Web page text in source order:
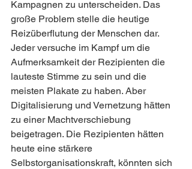
Kampagnen zu unterscheiden. Das
große Problem stelle die heutige
Reizüberflutung der Menschen dar.
Jeder versuche im Kampf um die
Aufmerksamkeit der Rezipienten die
lauteste Stimme zu sein und die
meisten Plakate zu haben. Aber
Digitalisierung und Vernetzung hätten
zu einer Machtverschiebung
beigetragen. Die Rezipienten hätten
heute eine stärkere
Selbstorganisationskraft, könnten sich